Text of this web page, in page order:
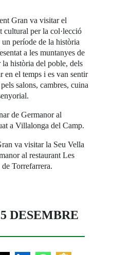
Gran va visitar el
cultural per la col·lecció
període de la història
a les muntanyes de
la història del poble, dels
en el temps i es van sentir
salons, cambres, cuina
de Germanor al
a Villalonga del Camp.
va visitar la Seu Vella
al restaurant Les
Torrefarrera.
DESEMBRE